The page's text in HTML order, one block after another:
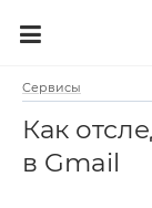
Сервисы
Как
в Gmail